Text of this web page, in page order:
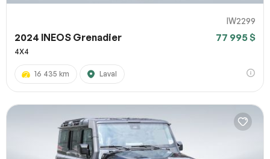
IW2299
2024 INEOS Grenadier 77 995 $
4X4
16 435 km Laval